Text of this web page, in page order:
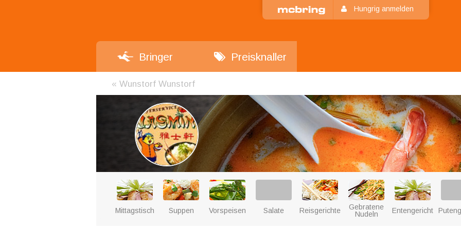
Hungrig anmelden
Bringer Preisknaller
« Wunstorf Wunstorf
Mittagstisch Suppen Vorspeisen Salate Reisgerichte
Gebratene
Nudeln
Entengerichte